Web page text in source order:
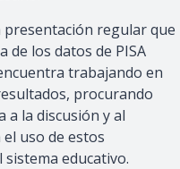
regular que
de los datos de PISA
trabajando en
procurando
a la discusión y al
uso de estos
educativo.